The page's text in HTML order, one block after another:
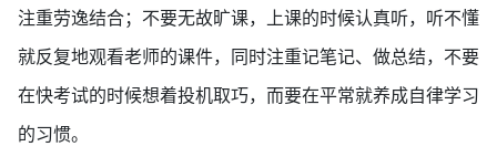
注重劳逸结合；不要无故旷课，上课的时候认真听，听不懂
就反复地观看老师的课件，同时注重记笔记、做总结，不要
在快考试的时候想着投机取巧，而要在平常就养成自律学习
的习惯。